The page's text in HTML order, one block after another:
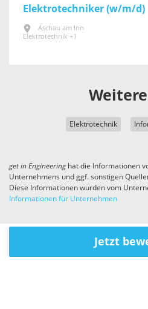
Elektrotechniker (w/m/d)
Aschau am Inn
Elektrotechnik +1
Weitere
Elektrotechnik
get in Engineeringhat die Informationen
Unternehmens und ggf. sonstigen
Diese Informationen wurden vom
Informationen für Unternehmen
Jetzt